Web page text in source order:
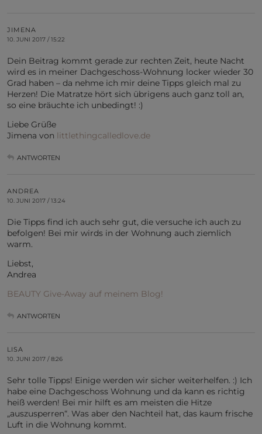
JIMENA
10. JUNI 2017 / 15:22
Dein Beitrag kommt gerade zur rechten Zeit, heute Nacht
wird es in meiner Dachgeschoss-Wohnung locker wieder 30
Grad haben – da nehme ich mir deine Tipps gleich mal zu
Herzen! Die Matratze hört sich übrigens auch ganz toll an,
so eine bräuchte ich unbedingt! :)
Liebe Grüße
Jimena von littlethingcalledlove.de
ANTWORTEN
ANDREA
10. JUNI 2017 / 13:24
Die Tipps find ich auch sehr gut, die versuche ich auch zu
befolgen! Bei mir wirds in der Wohnung auch ziemlich
warm.
Liebst,
Andrea
BEAUTY Give-Away auf meinem Blog!
ANTWORTEN
LISA
10. JUNI 2017 / 8:26
Sehr tolle Tipps! Einige werden wir sicher weiterhelfen. :) Ich
habe eine Dachgeschoss Wohnung und da kann es richtig
heiß werden! Bei mir hilft es am meisten die Hitze
„auszusperren“. Was aber den Nachteil hat, das kaum frische
Luft in die Wohnung kommt.